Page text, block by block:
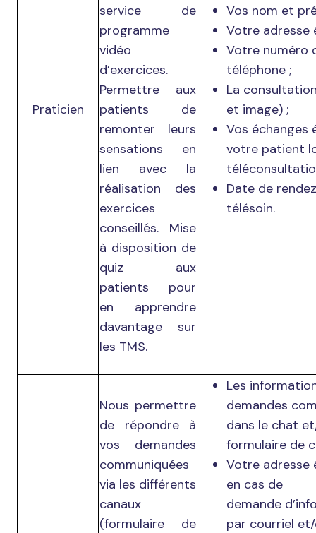
Praticien
service de
programme
vidéo
d’exercices.
Permettre aux
patients de
remonter leurs
sensations en
lien avec la
réalisation des
exercices
conseillés. Mise
à disposition de
quiz aux
patients pour
en apprendre
davantage sur
les TMS.
Vos nom et
Votre adresse
Votre numéro
téléphone ;
La
et image) ;
Vos échanges
votre patient
Date de
télésoin.
Nous permettre
de répondre à
vos demandes
communiquées
via les différents
canaux
(formulaire de
Les
demandes
dans le chat
formulaire de
Votre adresse
en cas de
demande
par courriel